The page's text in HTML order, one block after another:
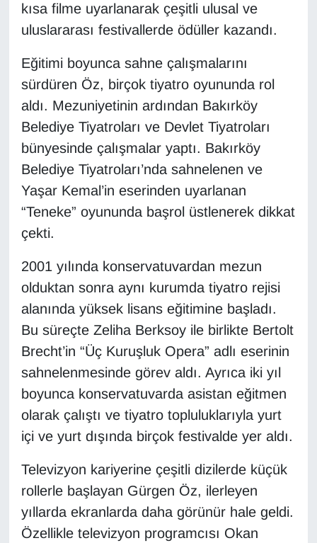
kısa filme uyarlanarak çeşitli ulusal ve
uluslararası festivallerde ödüller kazandı.
Eğitimi boyunca sahne çalışmalarını
sürdüren Öz, birçok tiyatro oyununda rol
aldı. Mezuniyetinin ardından Bakırköy
Belediye Tiyatroları ve Devlet Tiyatroları
bünyesinde çalışmalar yaptı. Bakırköy
Belediye Tiyatroları’nda sahnelenen ve
Yaşar Kemal’in eserinden uyarlanan
“Teneke” oyununda başrol üstlenerek dikkat
çekti.
2001 yılında konservatuvardan mezun
olduktan sonra aynı kurumda tiyatro rejisi
alanında yüksek lisans eğitimine başladı.
Bu süreçte Zeliha Berksoy ile birlikte Bertolt
Brecht’in “Üç Kuruşluk Opera” adlı eserinin
sahnelenmesinde görev aldı. Ayrıca iki yıl
boyunca konservatuvarda asistan eğitmen
olarak çalıştı ve tiyatro topluluklarıyla yurt
içi ve yurt dışında birçok festivalde yer aldı.
Televizyon kariyerine çeşitli dizilerde küçük
rollerle başlayan Gürgen Öz, ilerleyen
yıllarda ekranlarda daha görünür hale geldi.
Özellikle televizyon programcısı Okan
ONE EKONOMİ
POLİTİKA
Resmi İlanlar
RÖPORTAJ
SAĞLIK
Seri İlan
Sinema - TV
SİYASET
SPOR
TEBRİK
TEKNOLOJİ
Turizm
Vasıta
YAŞAM